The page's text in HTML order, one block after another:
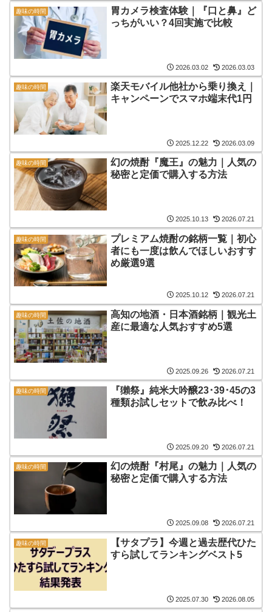
趣味の時間
胃カメラ検査体験｜『口と鼻』ど
っちがいい？4回実施で比較
2026.03.02 2026.03.03
趣味の時間
楽天モバイル他社から乗り換え｜
キャンペーンでスマホ端末代1円
2025.12.22 2026.03.09
趣味の時間
幻の焼酎『魔王』の魅力｜人気の
秘密と定価で購入する方法
2025.10.13 2026.07.21
趣味の時間
プレミアム焼酎の銘柄一覧｜初心
者にも一度は飲んでほしいおすす
め厳選9選
2025.10.12 2026.07.21
趣味の時間
高知の地酒・日本酒銘柄｜観光土
産に最適な人気おすすめ5選
2025.09.26 2026.07.21
趣味の時間
『獺祭』純米大吟醸23･39･45の3
種類お試しセットで飲み比べ！
2025.09.20 2026.07.21
趣味の時間
幻の焼酎『村尾』の魅力｜人気の
秘密と定価で購入する方法
2025.09.08 2026.07.21
趣味の時間
【サタプラ】今週と過去歴代ひた
すら試してランキングベスト5
2025.07.30 2026.08.05